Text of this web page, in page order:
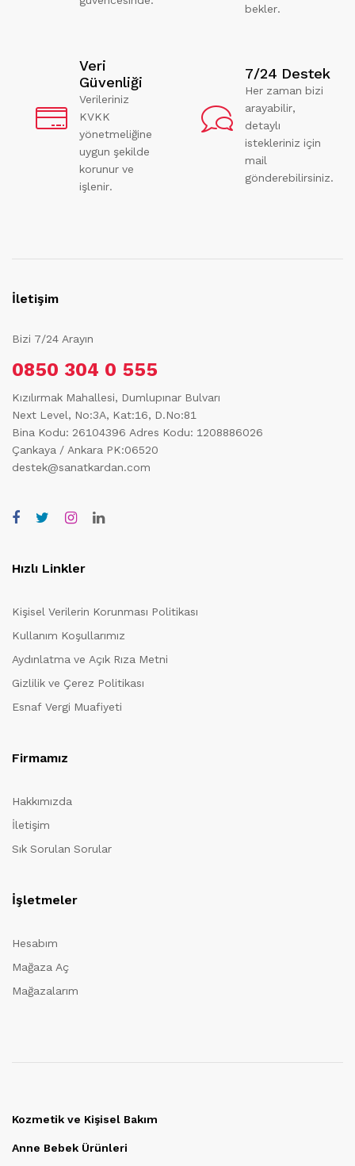
bekler.
Veri
Güvenliği
Verileriniz
KVKK
yönetmeliğine
uygun şekilde
korunur ve
işlenir.
7/24 Destek
Her zaman bizi
arayabilir,
detaylı
istekleriniz için
mail
gönderebilirsiniz.
İletişim
Bizi 7/24 Arayın
0850 304 0 555
Kızılırmak Mahallesi, Dumlupınar Bulvarı
Next Level, No:3A, Kat:16, D.No:81
Bina Kodu: 26104396 Adres Kodu: 1208886026
Çankaya / Ankara PK:06520
destek@sanatkardan.com
Hızlı Linkler
Kişisel Verilerin Korunması Politikası
Kullanım Koşullarımız
Aydınlatma ve Açık Rıza Metni
Gizlilik ve Çerez Politikası
Esnaf Vergi Muafiyeti
Firmamız
Hakkımızda
İletişim
Sık Sorulan Sorular
İşletmeler
Hesabım
Mağaza Aç
Mağazalarım
Kozmetik ve Kişisel Bakım
Anne Bebek Ürünleri